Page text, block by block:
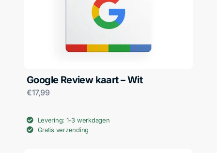
Google Review kaart – Wit
€17,99
Levering: 1-3 werkdagen
Gratis verzending